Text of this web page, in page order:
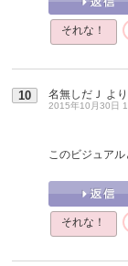
それな！
10 名無しだＪ より
2015年10月30日
このビジュア
それな！